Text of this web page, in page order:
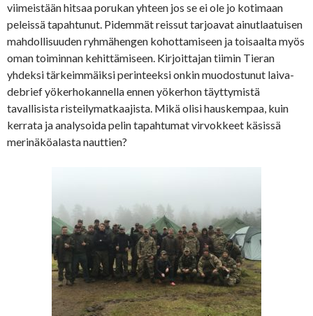
viimeistään hitsaa porukan yhteen jos se ei ole jo kotimaan
peleissä tapahtunut. Pidemmät reissut tarjoavat ainutlaatuisen
mahdollisuuden ryhmähengen kohottamiseen ja toisaalta myös
oman toiminnan kehittämiseen. Kirjoittajan tiimin Tieran
yhdeksi tärkeimmäiksi perinteeksi onkin muodostunut laiva-
debrief yökerhokannella ennen yökerhon täyttymistä
tavallisista risteilymatkaajista. Mikä olisi hauskempaa, kuin
kerrata ja analysoida pelin tapahtumat virvokkeet käsissä
merinäköalasta nauttien?